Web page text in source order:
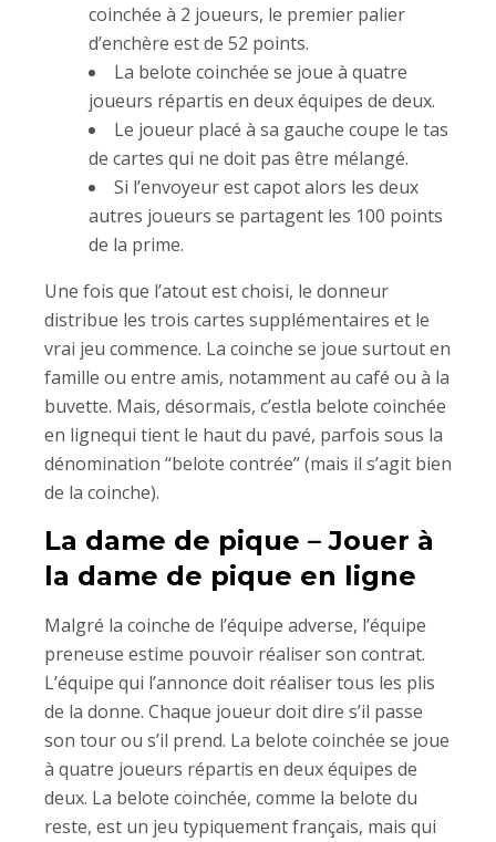
coinchée à 2 joueurs, le premier palier
d’enchère est de 52 points.
La belote coinchée se joue à quatre
joueurs répartis en deux équipes de deux.
Le joueur placé à sa gauche coupe le tas
de cartes qui ne doit pas être mélangé.
Si l’envoyeur est capot alors les deux
autres joueurs se partagent les 100 points
de la prime.
Une fois que l’atout est choisi, le donneur
distribue les trois cartes supplémentaires et le
vrai jeu commence. La coinche se joue surtout en
famille ou entre amis, notamment au café ou à la
buvette. Mais, désormais, c’estla belote coinchée
en lignequi tient le haut du pavé, parfois sous la
dénomination “belote contrée” (mais il s’agit bien
de la coinche).
La dame de pique – Jouer à
la dame de pique en ligne
Malgré la coinche de l’équipe adverse, l’équipe
preneuse estime pouvoir réaliser son contrat.
L’équipe qui l’annonce doit réaliser tous les plis
de la donne. Chaque joueur doit dire s’il passe
son tour ou s’il prend. La belote coinchée se joue
à quatre joueurs répartis en deux équipes de
deux. La belote coinchée, comme la belote du
reste, est un jeu typiquement français, mais qui